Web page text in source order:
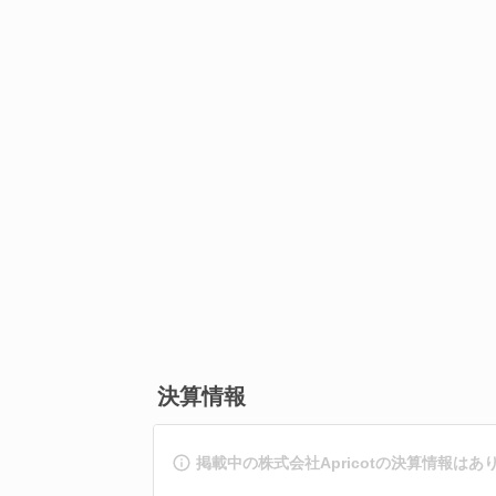
決算情報
掲載中の株式会社Apricotの決算情報はあり